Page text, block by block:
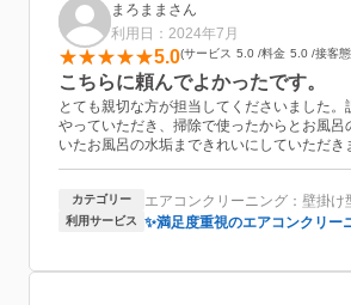
まろままさん
利用日：2024年7月
5.0 サービス 5.0 料金 5.0 接客
こちらに頼んでよかったです。
とても親切な方が担当してくださいました。
やっていただき、掃除で使ったからとお風呂
いたお風呂の水垢まできれいにしていただき
水を流すために使用したトイレまできれい
カテゴリー エアコンクリーニング：壁掛け
利用サービス ✨満足度重視のエアコンクリー